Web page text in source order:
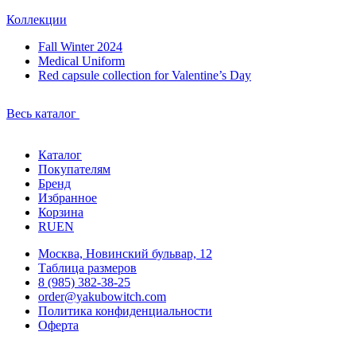
Коллекции
Fall Winter 2024
Medical Uniform
Red capsule collection for Valentine’s Day
Весь каталог
Каталог
Покупателям
Бренд
Избранное
Корзина
RUEN
Москва, Новинский бульвар, 12
Таблица размеров
8 (985) 382-38-25
order@yakubowitch.com
Политика конфиденциальности
Оферта